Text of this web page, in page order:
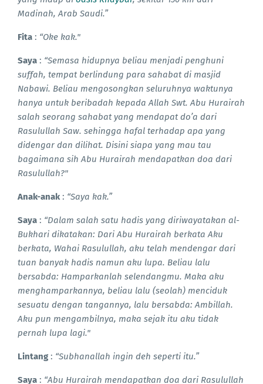
Madinah, Arab Saudi.”
Fita : “Oke kak."
Saya : “Semasa hidupnya beliau menjadi penghuni
suffah, tempat berlindung para sahabat di masjid
Nabawi. Beliau mengosongkan seluruhnya waktunya
hanya untuk beribadah kepada Allah Swt. Abu Hurairah
salah seorang sahabat yang mendapat do’a dari
Rasulullah Saw. sehingga hafal terhadap apa yang
didengar dan dilihat. Disini siapa yang mau tau
bagaimana sih Abu Hurairah mendapatkan doa dari
Rasulullah?"
Anak-anak: “Saya kak.”
Saya : “Dalam salah satu hadis yang diriwayatakan al-
Bukhari dikatakan: Dari Abu Hurairah berkata Aku
berkata, Wahai Rasulullah, aku telah mendengar dari
tuan banyak hadis namun aku lupa. Beliau lalu
bersabda: Hamparkanlah selendangmu. Maka aku
menghamparkannya, beliau lalu (seolah) menciduk
sesuatu dengan tangannya, lalu bersabda: Ambillah.
Aku pun mengambilnya, maka sejak itu aku tidak
pernah lupa lagi."
Lintang : “Subhanallah ingin deh seperti itu.”
Saya : “Abu Hurairah mendapatkan doa dari Rasulullah